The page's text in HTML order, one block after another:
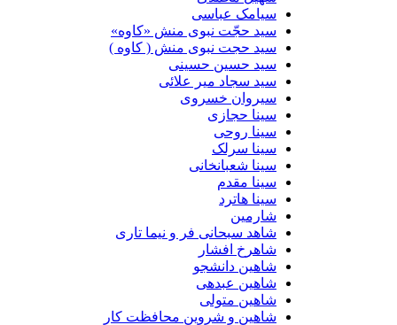
سیامک عباسی
سید حجّت نبوی منش «کاوه»
سید حجت نبوی منش ( کاوه )
سید حسین حسینى
سید سجاد میر علائی
سیروان خسروی
سینا حجازی
سینا روحی
سینا سرلک
سینا شعبانخانی
سینا مقدم
سینا هاترد
شارمین
شاهد سبحانی فر و نیما تاری
شاهرخ افشار
شاهین دانشجو
شاهین عبدهی
شاهین متولی
شاهین و شروین محافظت کار